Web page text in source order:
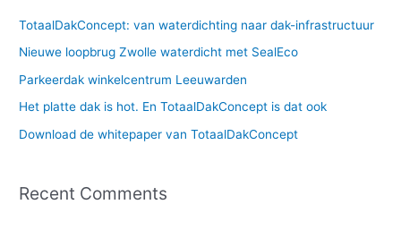
o
r
:
TotaalDakConcept: van waterdichting naar dak-infrastructuur
Nieuwe loopbrug Zwolle waterdicht met SealEco
Parkeerdak winkelcentrum Leeuwarden
Het platte dak is hot. En TotaalDakConcept is dat ook
Download de whitepaper van TotaalDakConcept
Recent Comments